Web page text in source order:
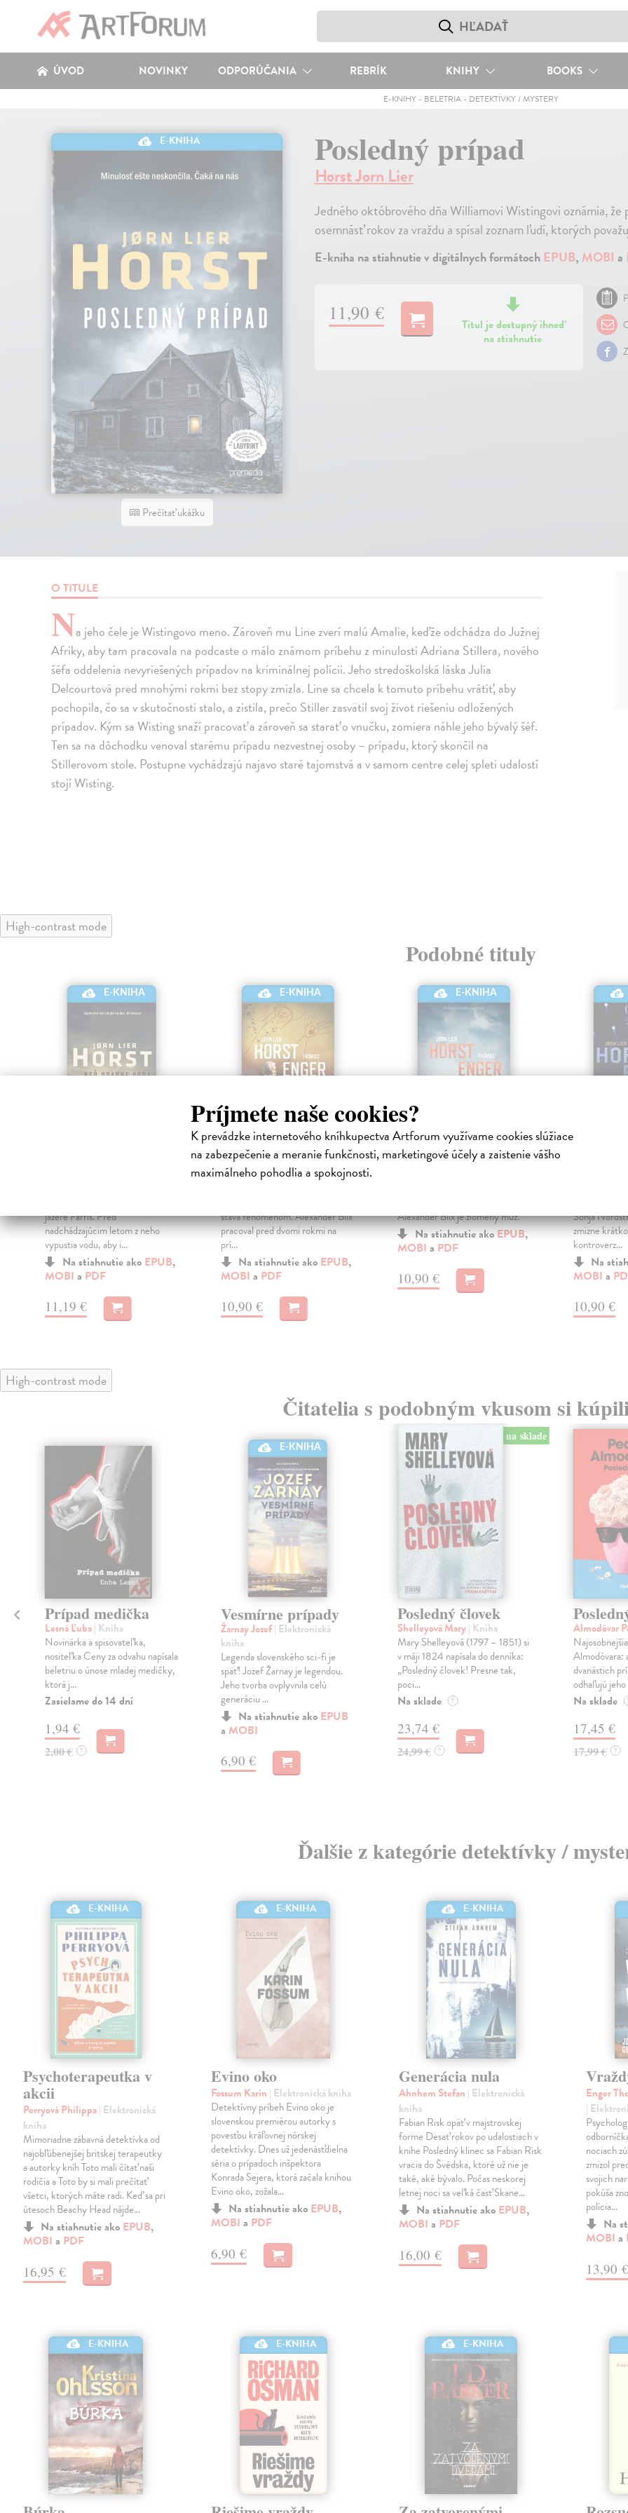
Príjmete naše cookies?
K prevádzke internetového kníhkupectva Artforum využívame cookies slúžiace
na zabezpečenie a meranie funkčnosti, marketingové účely a zaistenie vášho
maximálneho pohodlia a spokojnosti.
ÚVOD NOVINKY ODPORÚČANIA REBRÍK KNIHY BOOKS
E-KNIHY- BELETRIA- DETEKTÍVKY / MYSTERY
E-KNIHA
Prečítať ukážku
Posledný prípad
Horst Jorn Lier
Jedného októbrového dňa Williamovi Wistingovi oznámia, že
osemnásť rokov za vraždu a spísal zoznam ľudí, ktorých
E-kniha na stiahnutie v digitálnych formátoch EPUB, MOBI a
11,90 €
Titul je dostupný ihneď
na stiahnutie
O TITULE
Na jeho čele je Wistingovo meno. Zároveň mu Line zverí malú Amalie, keďže odchádza do Južnej
Afriky, aby tam pracovala na podcaste o málo známom príbehu z minulosti Adriana Stillera, nového
šéfa oddelenia nevyriešených prípadov na kriminálnej polícii. Jeho stredoškolská láska Julia
Delcourtová pred mnohými rokmi bez stopy zmizla. Line sa chcela k tomuto príbehu vrátiť, aby
pochopila, čo sa v skutočnosti stalo, a zistila, prečo Stiller zasvätil svoj život riešeniu odložených
prípadov. Kým sa Wisting snaží pracovať a zároveň sa starať o vnučku, zomiera náhle jeho bývalý šéf.
Ten sa na dôchodku venoval starému prípadu nezvestnej osoby – prípadu, ktorý skončil na
Stillerovom stole. Postupne vychádzajú najavo staré tajomstvá a v samom centre celej spleti udalostí
stojí Wisting.
High-contrast mode
Podobné tituly
E-KNIHA
jazere Farris. Pred
nadchádzajúcim letom z neho
vypustia vodu, aby i...
Na stiahnutie ako EPUB,
MOBI a PDF
11,19 €
E-KNIHA
Obeť
Horst Jorn Lier| Elektronická
stáva fenoménom. Alexander Blix
pracoval pred dvomi rokmi na
prí...
Na stiahnutie ako EPUB,
MOBI a PDF
10,90 €
E-KNIHA
Jazvy
Alexander Blix je zlomený muž.
Na stiahnutie akoEPUB,
MOBI a PDF
10,90 €
Sonja
zmizne
kontroverz...
Na
MOBI a
10,90 €
High-contrast mode
Čitatelia s podobným vkusom si
Prípad medička
Lesná Ľuba| Kniha
Novinárka a spisovateľka,
nositeľka Ceny za odvahu napísala
beletriu o únose mladej medičky,
ktorá j...
Zasielame do 14 dní
1,94 €
2,00 € ?
E-KNIHA
Vesmírne prípady
Žarnay Jozef| Elektronická
kniha
Legenda slovenského sci-fi je
späť! Jozef Žarnay je legendou.
Jeho tvorba ovplyvnila celú
generáciu ...
Na stiahnutie ako EPUB
a MOBI
6,90 €
na sklade
Posledný človek
Shelleyová Mary| Kniha
Mary Shelleyová (1797 – 1851) si
v máji 1824 napísala do denníka:
„Posledný človek! Presne tak,
poci...
Na sklade ?
23,74 €
24,99 € ?
Almodóvar
dvanástich
odhaľujú
Na sklade
17,45 €
17,99 € ?
Ďalšie z kategórie detektívky /
E-KNIHA
Psychoterapeutka v
akcii
Perryová Philippa| Elektronická
kniha
Mimoriadne zábavná detektívka od
najobľúbenejšej britskej terapeutky
a autorky kníh Toto mali čítať naši
rodičia a Toto by si mali prečítať
všetci, ktorých máte radi. Keď sa pri
útesoch Beachy Head nájde…
Na stiahnutie ako EPUB,
MOBI a PDF
16,95 €
E-KNIHA
Evino oko
Fossum Karin | Elektronická kniha
Detektívny príbeh Evino oko je
slovenskou premiérou autorky s
povesťou kráľovnej nórskej
detektívky. Dnes už jedenásťdielna
séria o prípadoch inšpektora
Konrada Sejera, ktorá začala knihou
Evino oko, zožala…
Na stiahnutie ako EPUB,
MOBI a PDF
6,90 €
E-KNIHA
Generácia nula
Ahnhem Stefan | Elektronická
kniha
Fabian Risk opäť v majstrovskej
forme Desať rokov po udalostiach v
knihe Posledný klinec sa Fabian Risk
vracia do Švédska, ktoré už nie je
také, aké bývalo. Počas neskorej
letnej noci sa veľká časť Skane…
Na stiahnutie ako EPUB,
MOBI a PDF
16,00 €
Enger
|
nociach
zmizol
svojich
pokúša
polícia…
Na
MOBI a
13,90 €
E-KNIHA E-KNIHA E-KNIHA